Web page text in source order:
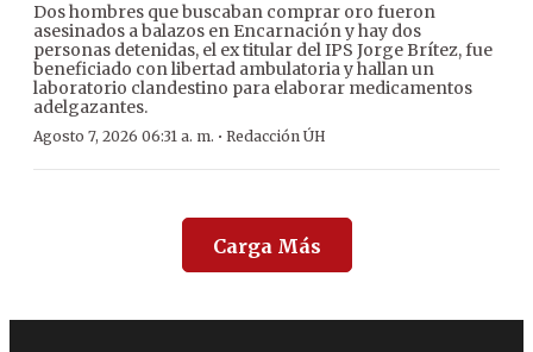
Dos hombres que buscaban comprar oro fueron
asesinados a balazos en Encarnación y hay dos
personas detenidas, el ex titular del IPS Jorge Brítez, fue
beneficiado con libertad ambulatoria y hallan un
laboratorio clandestino para elaborar medicamentos
adelgazantes.
Agosto 7, 2026 06:31 a. m. · Redacción ÚH
Carga Más